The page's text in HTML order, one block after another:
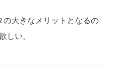
の大きなメリットとなるの
しい。